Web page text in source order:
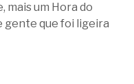
mais um Hora do
gente que foi ligeira